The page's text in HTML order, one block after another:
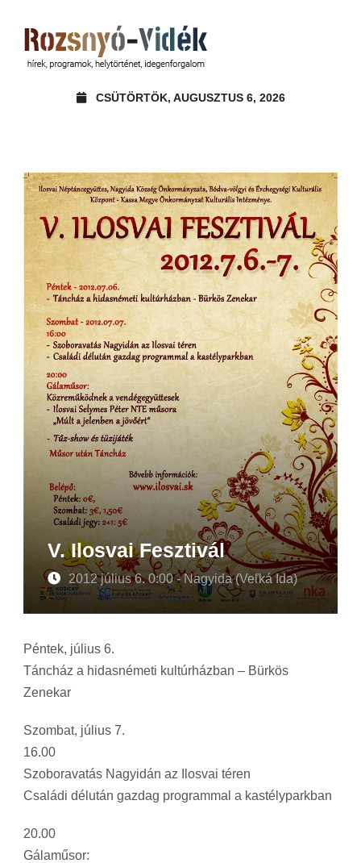
CSÜTÖRTÖK, AUGUSZTUS 6, 2026
V. Ilosvai Fesztivál
2012 július 6. 0:00 - Nagyida (Veľká Ida)
Péntek, július 6.
Táncház a hidasnémeti kultúrházban – Bürkös
Zenekar
Szombat, július 7.
16.00
Szoboravatás Nagyidán az Ilosvai téren
Családi délután gazdag programmal a kastélyparkban
20.00
Gálaműsor: